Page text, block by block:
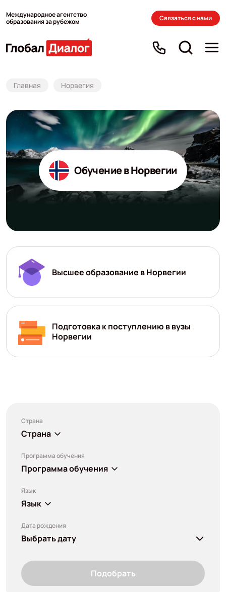
Международное агентство
образования за рубежом
Связаться с нами
Главная Норвегия
Обучение в Норвегии
Высшее образование в Норвегии
Подготовка к поступлению в вузы
Норвегии
Страна
Страна
Программа обучения
Программа обучения
Язык
Язык
Дата рождения
Выбрать дату
Подобрать